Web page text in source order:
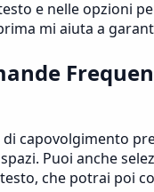
e nelle opzioni
mi aiuta a
capovolgimento
Puoi anche
che potrai poi